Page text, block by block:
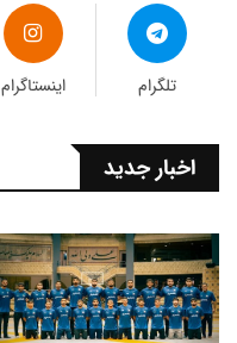
تلگرام اینستاگرام
اخبار جدید